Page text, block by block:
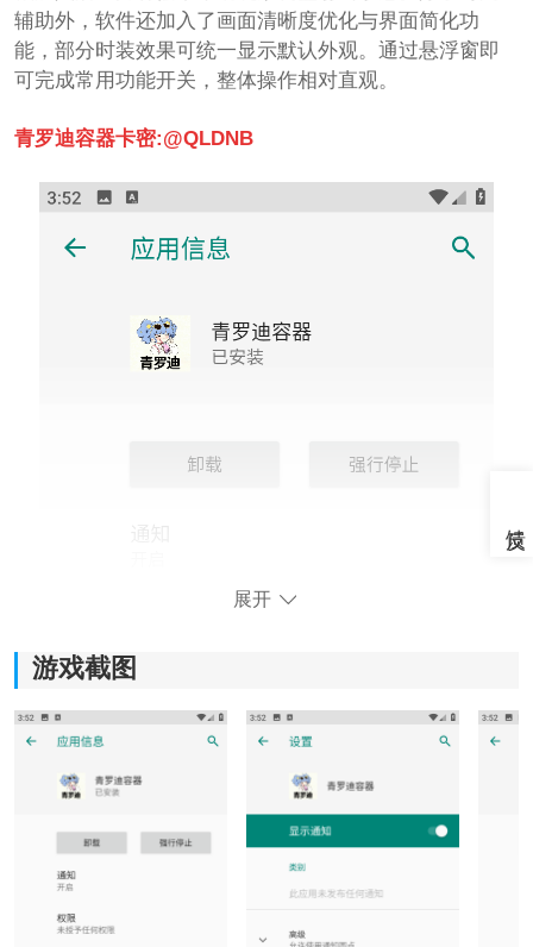
辅助外，软件还加入了画面清晰度优化与界面简化功
能，部分时装效果可统一显示默认外观。通过悬浮窗即
可完成常用功能开关，整体操作相对直观。
青罗迪容器卡密:@QLDNB
展开
游戏截图